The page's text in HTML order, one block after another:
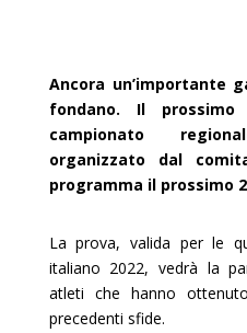
Ancora un’importante
fondano. Il
campionato
organizzato dal
programma il prossimo
La prova, valida per le
italiano 2022, vedrà la
atleti che hanno
precedenti sfide.